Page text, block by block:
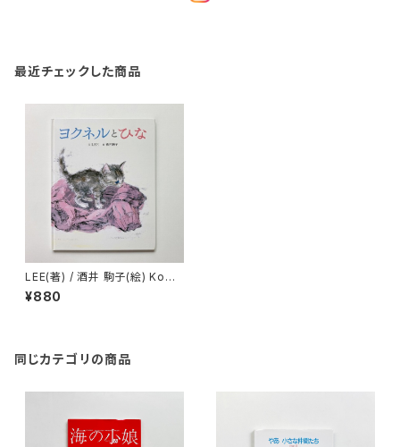
最近チェックした商品
LEE(著) / 酒井 駒子(絵) Koma
ko Sakai "ヨクネルとひな"
¥880
同じカテゴリの商品